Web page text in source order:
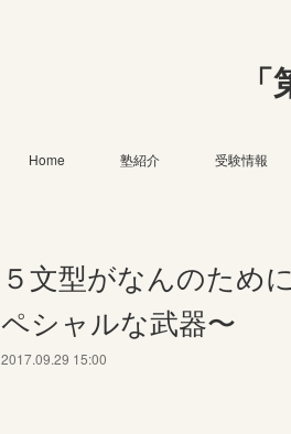
Home 塾紹介 受験情報
５文型がなんのため
ペシャルな武器〜
2017.09.29 15:00